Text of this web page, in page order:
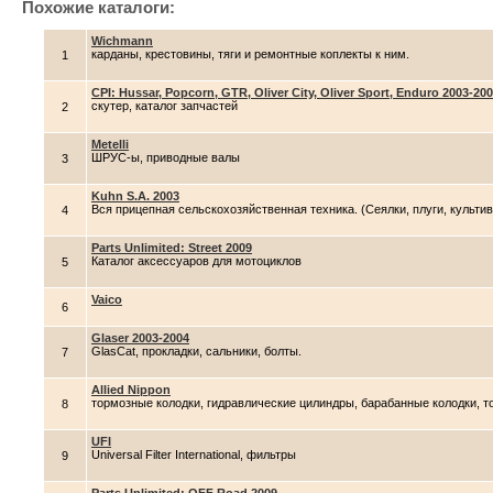
Похожие каталоги:
1
Wichmann
карданы, крестовины, тяги и ремонтные коплекты к ним.
2
CPI: Hussar, Popcorn, GTR, Oliver City, Oliver Sport, Enduro 2003-
скутер, каталог запчастей
3
Metelli
ШРУС-ы, приводные валы
4
Kuhn S.A. 2003
Вся прицепная сельскохозяйственная техника. (Сеялки, плуги,
5
Parts Unlimited: Street 2009
Каталог аксессуаров для мотоциклов
6
Vaico
7
Glaser 2003-2004
GlasCat, прокладки, сальники, болты.
8
Allied Nippon
тормозные колодки, гидравлические цилиндры, барабанные колодки,
9
UFI
Universal Filter International, фильтры